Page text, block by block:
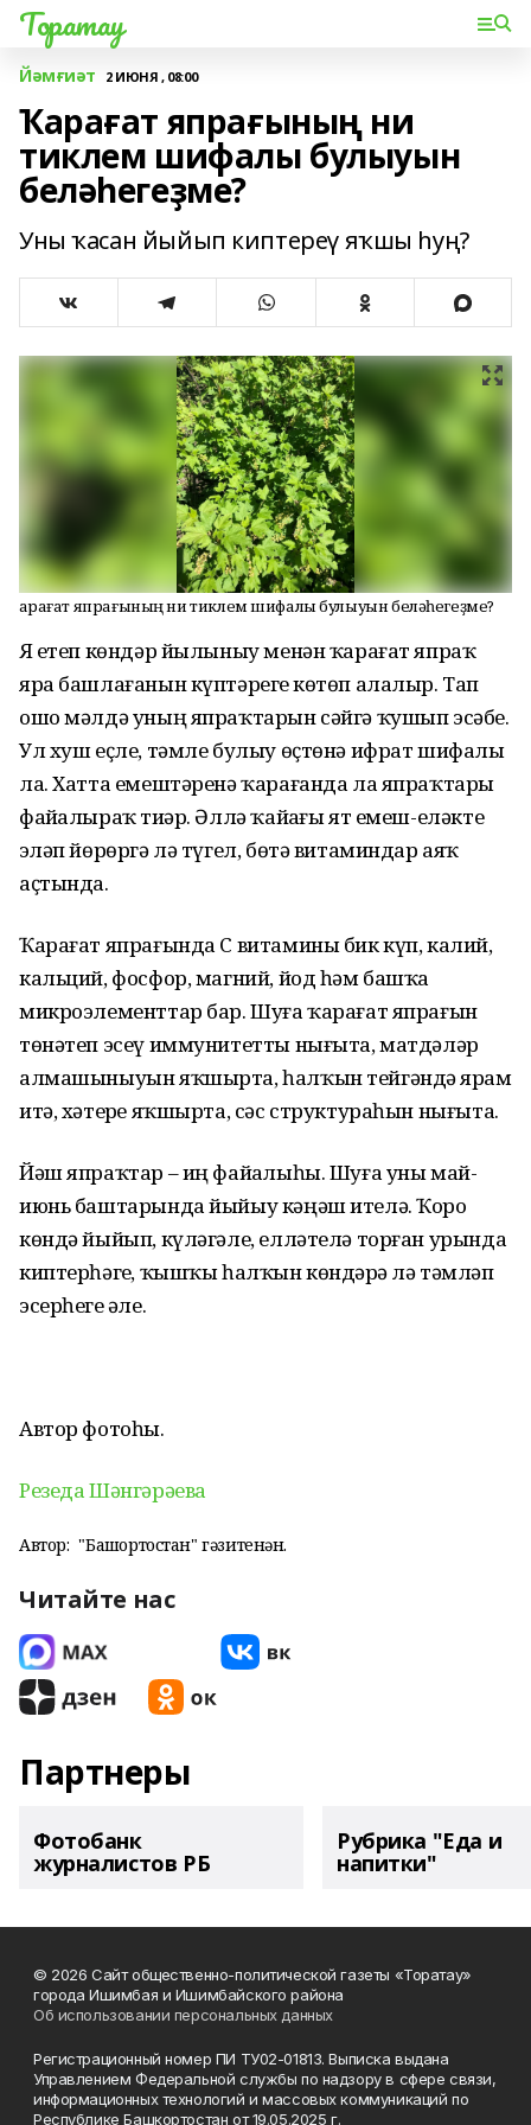
Торатау
Йәмғиәт 2 ИЮНЯ , 08:00
Ҡарағат япрағының ни
тиклем шифалы булыуын
беләһегеҙме?
Уны ҡасан йыйып киптереү яҡшы һуң?
Ҡарағат япрағының ни тиклем шифалы булыуын беләһегеҙме?
Яҙ етеп көндәр йылыныу менән ҡарағат япраҡ
яра башлағанын күптәрегеҙ көтөп алалыр. Тап
ошо мәлдә уның япраҡтарын сәйгә ҡушып эсәбеҙ.
Ул хуш еҫле, тәмле булыу өҫтөнә ифрат шифалы
ла. Хатта емештәренә ҡарағанда ла япраҡтары
файҙалыраҡ тиҙәр. Әллә ҡайҙағы ят емеш-еләкте
эҙләп йөрөргә лә түгел, бөтә витаминдар аяҡ
аҫтында.
Ҡарағат япрағында С витамины бик күп, калий,
кальций, фосфор, магний, йод һәм башҡа
микроэлементтар бар. Шуға ҡарағат япрағын
төнәтеп эсеү иммунитетты нығыта, матдәләр
алмашыныуын яҡшырта, һалҡын тейгәндә ярҙам
итә, хәтерҙе яҡшырта, сәс структураһын нығыта.
Йәш япраҡтар – иң файҙалыһы. Шуға уны май-
июнь баштарында йыйыу кәңәш ителә. Ҡоро
көндә йыйып, күләгәле, елләтелә торған урында
киптерһәгеҙ, ҡышҡы һалҡын көндәрҙә лә тәмләп
эсерһегеҙ әле.
Автор фотоһы.
Резеда Шәнгәрәева
Автор: "Башҡортостан" гәзитенән.
Читайте нас
Партнеры
Фотобанк
журналистов РБ
Рубрика "Еда и
напитки"
© 2026 Сайт общественно-политической газеты «Торатау»
города Ишимбая и Ишимбайского района
Об использовании персональных данных
Регистрационный номер ПИ ТУ02-01813. Выписка выдана
Управлением Федеральной службы по надзору в сфере связи,
информационных технологий и массовых коммуникаций по
Республике Башкортостан от 19.05.2025 г.